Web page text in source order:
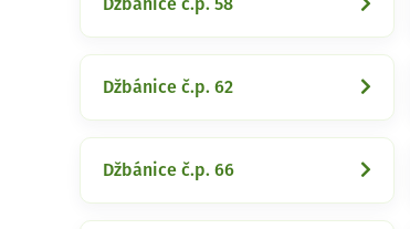
Džbánice č.p. 58
Džbánice č.p. 62
Džbánice č.p. 66